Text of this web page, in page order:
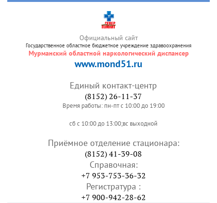
Официальный сайт
Государственное областное бюджетное учреждение здравоохранения
Мурманский областной наркологический диспансер
www.mond51.ru
Единый контакт-центр
(8152) 26-11-37
Время работы: пн-пт с 10:00 до 19:00
сб с 10:00 до 13:00;вс выходной
Приёмное отделение стационара:
(8152) 41-39-08
Справочная:
+7 953-753-36-32
Регистратура :
+7 900-942-28-62